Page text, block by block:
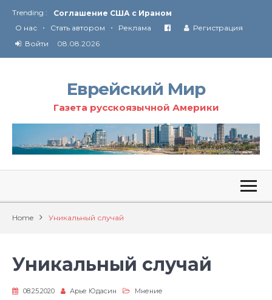
Trending :
Соглашение США с Ираном
Технология Революции в Иране
О нас • Стать автором • Реклама
Регистрация
Войти
08.08.2026
Еврейский Мир
Газета русскоязычной Америки
Home Уникальный случай
Уникальный случай
08.25.2020 Арье Юдасин Мнение